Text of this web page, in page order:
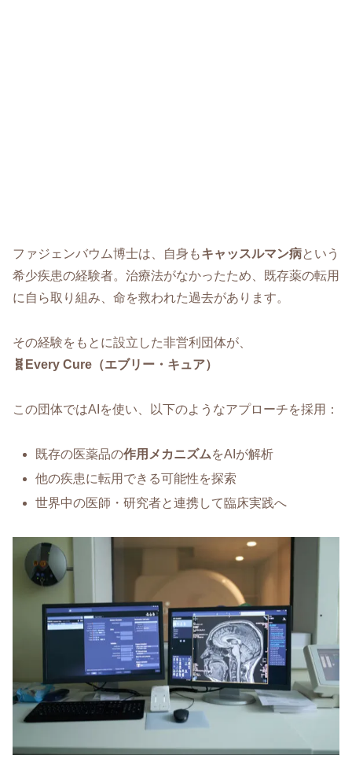
ファジェンバウム博士は、自身もキャッスルマン病という
希少疾患の経験者。治療法がなかったため、既存薬の転用
に自ら取り組み、命を救われた過去があります。
その経験をもとに設立した非営利団体が、
🧬Every Cure（エブリー・キュア）
この団体ではAIを使い、以下のようなアプローチを採用：
既存の医薬品の作用メカニズムをAIが解析
他の疾患に転用できる可能性を探索
世界中の医師・研究者と連携して臨床実践へ